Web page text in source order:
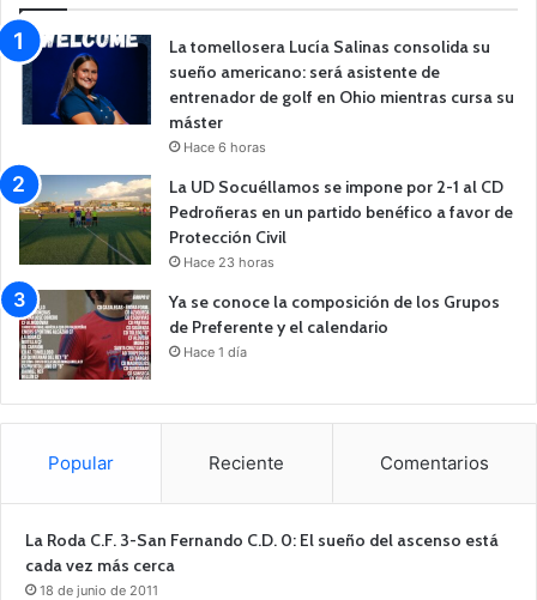
La tomellosera Lucía Salinas consolida su
sueño americano: será asistente de
entrenador de golf en Ohio mientras cursa su
máster
Hace 6 horas
La UD Socuéllamos se impone por 2-1 al CD
Pedroñeras en un partido benéfico a favor de
Protección Civil
Hace 23 horas
Ya se conoce la composición de los Grupos
de Preferente y el calendario
Hace 1 día
Popular Reciente Comentarios
La Roda C.F. 3-San Fernando C.D. 0: El sueño del ascenso está
cada vez más cerca
18 de junio de 2011